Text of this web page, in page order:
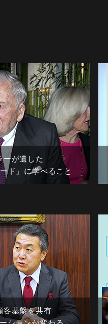
ーが遺した
ド」に学べること
客基盤を共有